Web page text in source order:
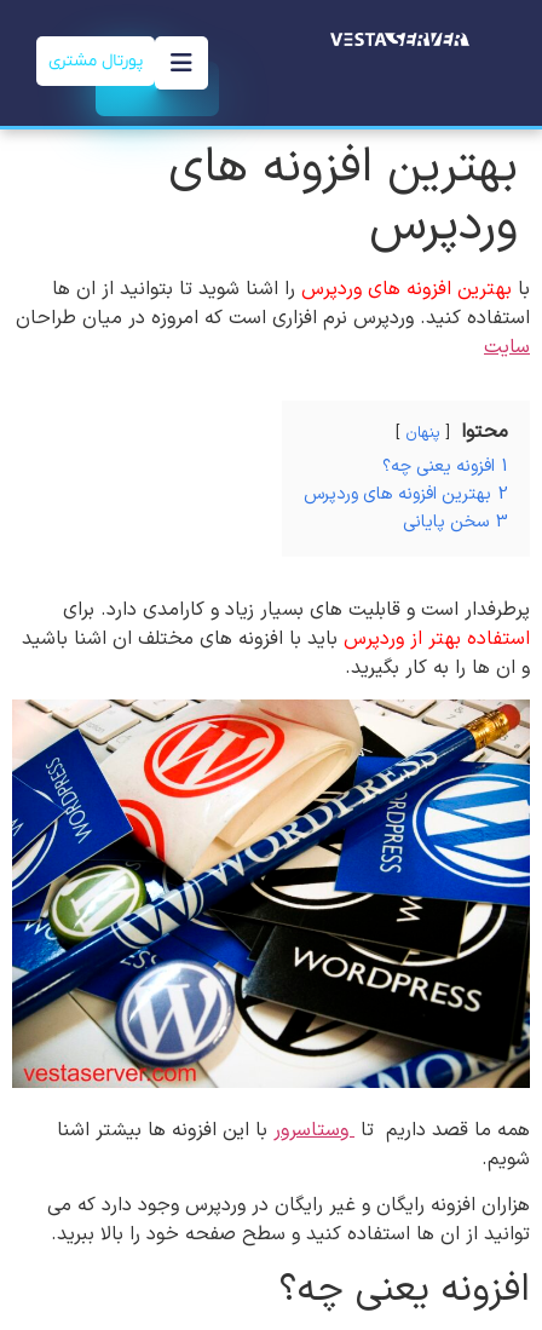
پورتال مشتری
بهترین افزونه های
وردپرس
با بهترین افزونه های وردپرس را اشنا شوید تا بتوانید از ان ها
استفاده کنید. وردپرس نرم افزاری است که امروزه در میان طراحان
سایت
محتوا پنهان
1 افزونه یعنی چه؟
2 بهترین افزونه های وردپرس
3 سخن پایانی
پرطرفدار است و قابلیت های بسیار زیاد و کارامدی دارد. برای
استفاده بهتر از وردپرس باید با افزونه های مختلف ان اشنا باشید
و ان ها را به کار بگیرید.
همه ما قصد داریم تا وستاسرور با این افزونه ها بیشتر اشنا
شویم.
هزاران افزونه رایگان و غیر رایگان در وردپرس وجود دارد که می
توانید از ان ها استفاده کنید و سطح صفحه خود را بالا ببرید.
افزونه یعنی چه؟